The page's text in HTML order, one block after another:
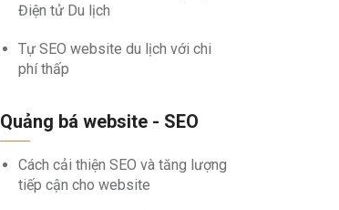
Điện tử Du lịch
Tự SEO website du lịch với chi
phí thấp
Quảng bá website - SEO
Cách cải thiện SEO và tăng lượng
tiếp cận cho website